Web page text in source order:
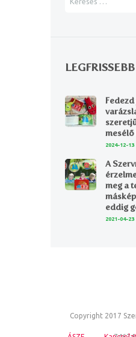
LEGFRISSEBB
mesélő
2024-12-13
A
meg a
eddig
2021-04-23
Copyright 2017